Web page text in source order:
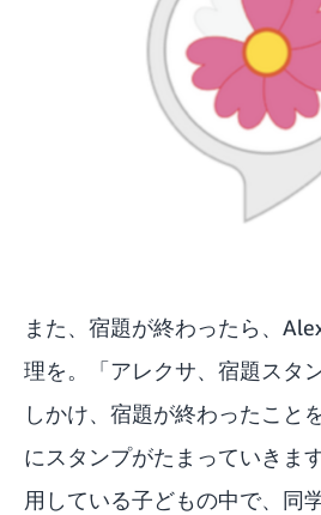
また、宿題が終わったら、
理を。「アレクサ、宿題スタ
しかけ、宿題が終わったこと
にスタンプがたまっていきま
用している子どもの中で、同